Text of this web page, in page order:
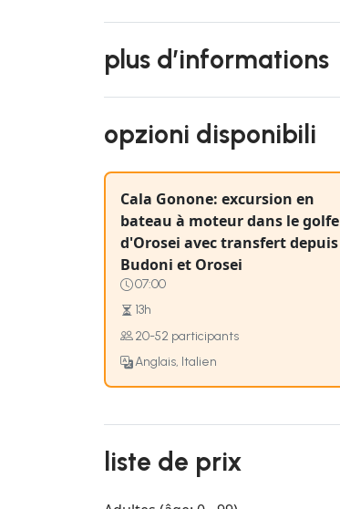
plus d’informations
opzioni disponibili
Cala Gonone: excursion en
bateau à moteur dans le golfe
d'Orosei avec transfert depuis
Budoni et Orosei
07:00
13h
20-52 participants
Anglais, Italien
liste de prix